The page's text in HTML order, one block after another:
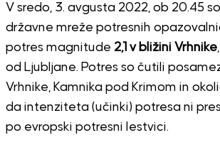
V sredo, 3. avgusta 2022, ob 20.45
državne mreže potresnih
potres magnitude 2,1 v bližini Vrhnike
od Ljubljane. Potres so čutili
Vrhnike, Kamnika pod Krimom in
da intenziteta (učinki) potresa ni
po evropski potresni lestvici.